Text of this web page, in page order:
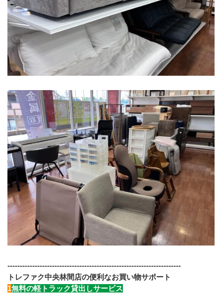
----------------------------------------------------------------------
トレファク中央林間店の便利なお買い物サポート
1無料の軽トラック貸出しサービス